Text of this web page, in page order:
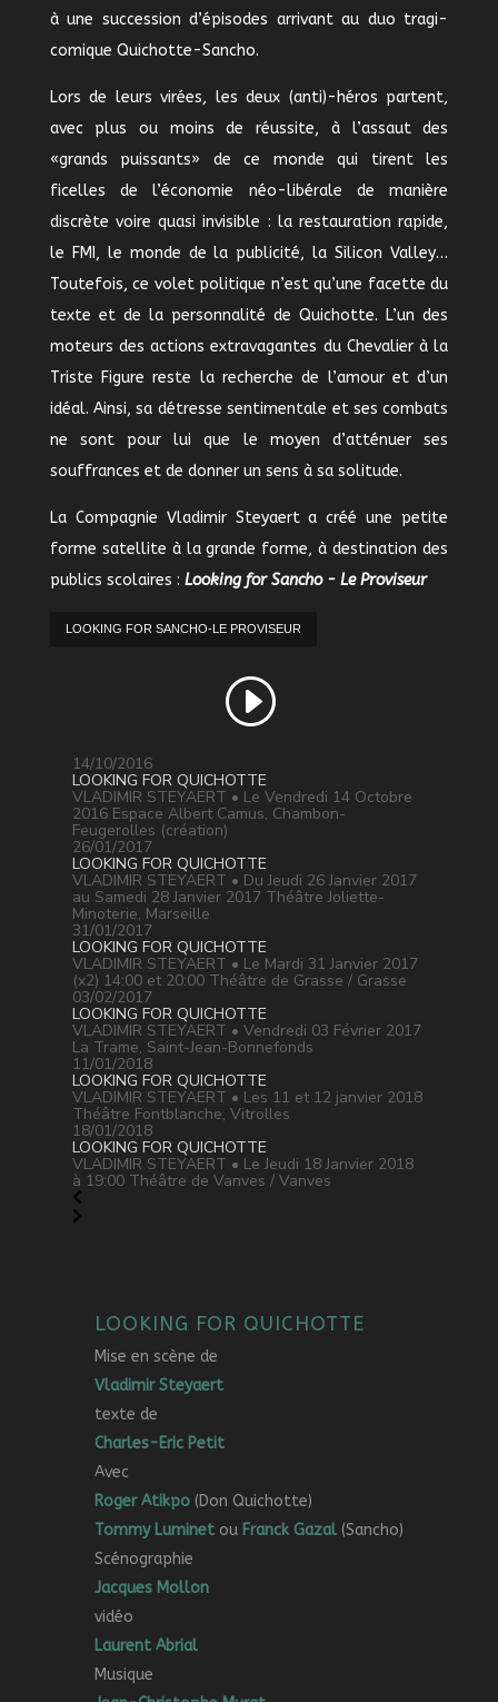
à une succession d’épisodes arrivant au duo tragi-
comique Quichotte-Sancho.
Lors de leurs virées, les deux (anti)-héros partent,
avec plus ou moins de réussite, à l’assaut des
«grands puissants» de ce monde qui tirent les
ficelles de l’économie néo-libérale de manière
discrète voire quasi invisible : la restauration rapide,
le FMI, le monde de la publicité, la Silicon Valley…
Toutefois, ce volet politique n’est qu’une facette du
texte et de la personnalité de Quichotte. L’un des
moteurs des actions extravagantes du Chevalier à la
Triste Figure reste la recherche de l’amour et d’un
idéal. Ainsi, sa détresse sentimentale et ses combats
ne sont pour lui que le moyen d’atténuer ses
souffrances et de donner un sens à sa solitude.
La Compagnie Vladimir Steyaert a créé une petite
forme satellite à la grande forme, à destination des
publics scolaires : Looking for Sancho - Le Proviseur
LOOKING FOR SANCHO-LE PROVISEUR
14/10/2016
LOOKING FOR QUICHOTTE
VLADIMIR STEYAERT • Le Vendredi 14 Octobre
2016 Espace Albert Camus, Chambon-
Feugerolles (création)
26/01/2017
LOOKING FOR QUICHOTTE
VLADIMIR STEYAERT • Du Jeudi 26 Janvier 2017
au Samedi 28 Janvier 2017 Théâtre Joliette-
Minoterie, Marseille
31/01/2017
LOOKING FOR QUICHOTTE
VLADIMIR STEYAERT • Le Mardi 31 Janvier 2017
(x2) 14:00 et 20:00 Théâtre de Grasse / Grasse
03/02/2017
LOOKING FOR QUICHOTTE
VLADIMIR STEYAERT • Vendredi 03 Février 2017
La Trame, Saint-Jean-Bonnefonds
11/01/2018
LOOKING FOR QUICHOTTE
VLADIMIR STEYAERT • Les 11 et 12 janvier 2018
Théâtre Fontblanche, Vitrolles
18/01/2018
LOOKING FOR QUICHOTTE
VLADIMIR STEYAERT • Le Jeudi 18 Janvier 2018
à 19:00 Théâtre de Vanves / Vanves
LOOKING FOR QUICHOTTE
Mise en scène de
Vladimir Steyaert
texte de
Charles-Eric Petit
Avec
Roger Atikpo(Don Quichotte)
Tommy Luminet ou Franck Gazal(Sancho)
Scénographie
Jacques Mollon
vidéo
Laurent Abrial
Musique